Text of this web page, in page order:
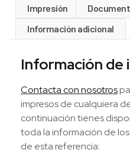
Impresión
Información adicional
Información de
Contacta con nosotros
impresos de cualquiera
continuación tienes
toda la información de
de esta referencia: